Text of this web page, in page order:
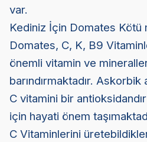
var.
Kediniz İçin Domates Kötü
Domates, C, K, B9
önemli vitamin ve
barındırmaktadır.
C vitamini bir
için hayati önem
C Vitaminlerini